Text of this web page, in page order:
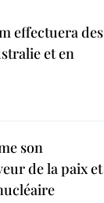
effectuera des
et en
son
de la paix et